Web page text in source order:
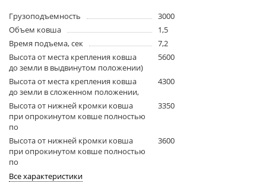
Грузоподъемность
3000
Объем ковша
1,5
Время подъема, сек
7,2
Высота от места крепления ковша
до земли в выдвинутом положении)
5600
Высота от места крепления ковша
до земли в сложенном положении,
4300
Высота от нижней кромки ковша
при опрокинутом ковше полностью
по
3350
Высота от нижней кромки ковша
при опрокинутом ковше полностью
по
3600
Все характеристики